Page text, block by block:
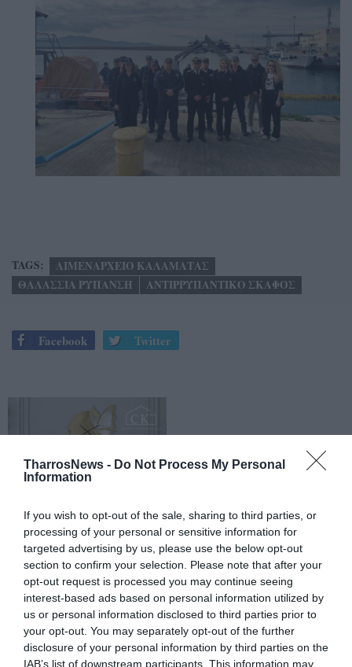
TharrosNews - Do Not Process My Personal
Information
If you wish to opt-out of the sale, sharing to third parties, or
processing of your personal or sensitive information for
targeted advertising by us, please use the below opt-out
section to confirm your selection. Please note that after your
opt-out request is processed you may continue seeing
interest-based ads based on personal information utilized by
us or personal information disclosed to third parties prior to
your opt-out. You may separately opt-out of the further
disclosure of your personal information by third parties on the
IAB’s list of downstream participants. This information may
TAGS:
ΛΙΜΕΝΑΡΧΕΙΟ ΚΑΛΑΜΑΤΑΣ
ΘΑΛΑΣΣΙΑ ΡΥΠΑΝΣΗ
ΑΝΤΙΡΡΥΠΑΝΤΙΚΟ ΣΚΑΦΟΣ
Facebook Twitter